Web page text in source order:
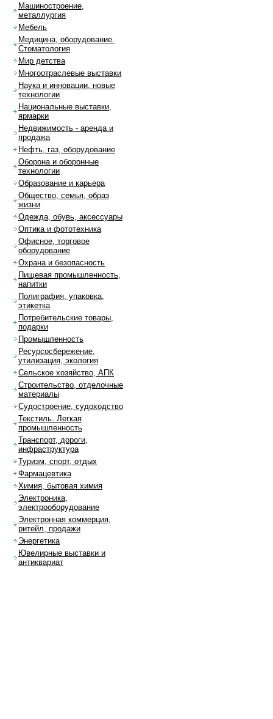
Машиностроение,
металлургия
Мебель
Медицина, оборудование.
Стоматология
Мир детства
Многоотраслевые выставки
Наука и инновации, новые
технологии
Национальные выставки,
ярмарки
Недвижимость - аренда и
продажа
Нефть, газ, оборудование
Оборона и оборонные
технологии
Образование и карьера
Общество, семья, образ
жизни
Одежда, обувь, аксессуары
Оптика и фототехника
Офисное, торговое
оборудование
Охрана и безопасность
Пищевая промышленность,
напитки
Полиграфия, упаковка,
этикетка
Потребительские товары,
подарки
Промышленность
Ресурсосбережение,
утилизация, экология
Сельское хозяйство, АПК
Строительство, отделочные
материалы
Судостроение, судоходство
Текстиль. Легкая
промышленность
Транспорт, дороги,
инфраструктура
Туризм, спорт, отдых
Фармацевтика
Химия, бытовая химия
Электроника,
электрооборудование
Электронная коммерция,
ритейл, продажи
Энергетика
Ювелирные выставки и
антиквариат